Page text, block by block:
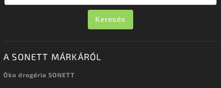
Keresés
A SONETT MÁRKÁRÓL
Öko drogéria SONETT